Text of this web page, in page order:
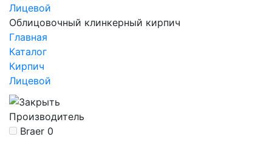
Лицевой
Облицовочный клинкерный кирпич
Главная
Каталог
Кирпич
Лицевой
Производитель
Braer 0